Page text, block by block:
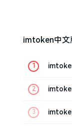
imtoken中文